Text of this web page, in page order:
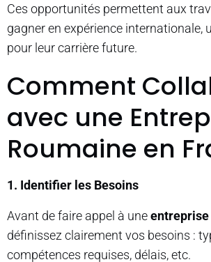
Ces opportunités permettent aux
gagner en expérience internationale,
pour leur carrière future.
Comment
avec une
Roumaine en
1. Identifier les Besoins
Avant de faire appel à une
définissez clairement vos besoins :
compétences requises, délais, etc.